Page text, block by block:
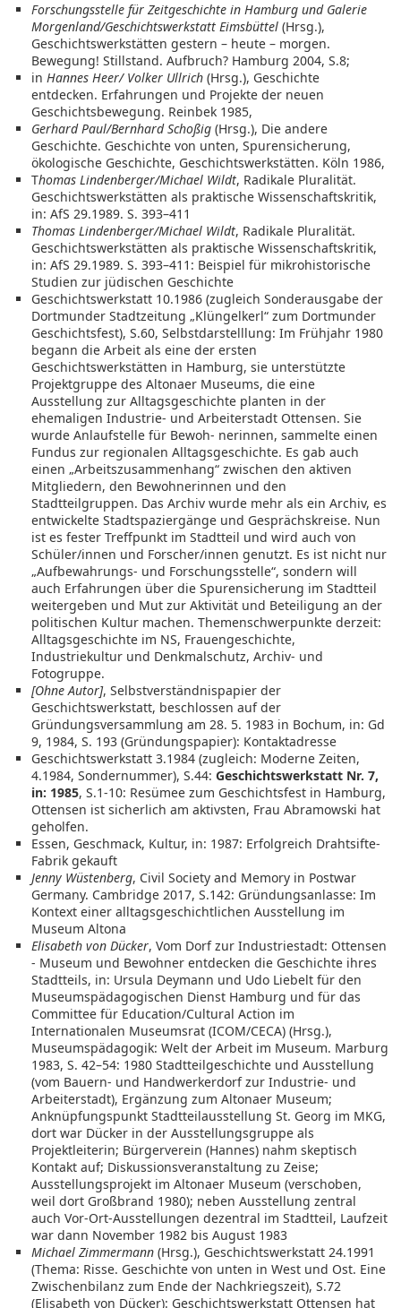
Forschungsstelle für Zeitgeschichte in Hamburg und Galerie
Morgenland/Geschichtswerkstatt Eimsbüttel (Hrsg.),
Geschichtswerkstätten gestern – heute – morgen.
Bewegung! Stillstand. Aufbruch? Hamburg 2004, S.8;
in Hannes Heer/ Volker Ullrich (Hrsg.), Geschichte
entdecken. Erfahrungen und Projekte der neuen
Geschichtsbewegung. Reinbek 1985,
Gerhard Paul/Bernhard Schoßig (Hrsg.), Die andere
Geschichte. Geschichte von unten, Spurensicherung,
ökologische Geschichte, Geschichtswerkstätten. Köln 1986,
Thomas Lindenberger/Michael Wildt, Radikale Pluralität.
Geschichtswerkstätten als praktische Wissenschaftskritik,
in: AfS 29.1989. S. 393–411
Thomas Lindenberger/Michael Wildt, Radikale Pluralität.
Geschichtswerkstätten als praktische Wissenschaftskritik,
in: AfS 29.1989. S. 393–411: Beispiel für mikrohistorische
Studien zur jüdischen Geschichte
Geschichtswerkstatt 10.1986 (zugleich Sonderausgabe der
Dortmunder Stadtzeitung „Klüngelkerl“ zum Dortmunder
Geschichtsfest), S.60, Selbstdarstelllung: Im Frühjahr 1980
begann die Arbeit als eine der ersten
Geschichtswerkstätten in Hamburg, sie unterstützte
Projektgruppe des Altonaer Museums, die eine
Ausstellung zur Alltagsgeschichte planten in der
ehemaligen Industrie- und Arbeiterstadt Ottensen. Sie
wurde Anlaufstelle für Bewoh- nerinnen, sammelte einen
Fundus zur regionalen Alltagsgeschichte. Es gab auch
einen „Arbeitszusammenhang“ zwischen den aktiven
Mitgliedern, den Bewohnerinnen und den
Stadtteilgruppen. Das Archiv wurde mehr als ein Archiv, es
entwickelte Stadtspaziergänge und Gesprächskreise. Nun
ist es fester Treffpunkt im Stadtteil und wird auch von
Schüler/innen und Forscher/innen genutzt. Es ist nicht nur
„Aufbewahrungs- und Forschungsstelle“, sondern will
auch Erfahrungen über die Spurensicherung im Stadtteil
weitergeben und Mut zur Aktivität und Beteiligung an der
politischen Kultur machen. Themenschwerpunkte derzeit:
Alltagsgeschichte im NS, Frauengeschichte,
Industriekultur und Denkmalschutz, Archiv- und
Fotogruppe.
[Ohne Autor], Selbstverständnispapier der
Geschichtswerkstatt, beschlossen auf der
Gründungsversammlung am 28. 5. 1983 in Bochum, in: Gd
9, 1984, S. 193 (Gründungspapier): Kontaktadresse
Geschichtswerkstatt 3.1984 (zugleich: Moderne Zeiten,
4.1984, Sondernummer), S.44: Geschichtswerkstatt Nr. 7,
in: 1985, S.1-10: Resümee zum Geschichtsfest in Hamburg,
Ottensen ist sicherlich am aktivsten, Frau Abramowski hat
geholfen.
Essen, Geschmack, Kultur, in: 1987: Erfolgreich Drahtsifte-
Fabrik gekauft
Jenny Wüstenberg, Civil Society and Memory in Postwar
Germany. Cambridge 2017, S.142: Gründungsanlasse: Im
Kontext einer alltagsgeschichtlichen Ausstellung im
Museum Altona
Elisabeth von Dücker, Vom Dorf zur Industriestadt: Ottensen
- Museum und Bewohner entdecken die Geschichte ihres
Stadtteils, in: Ursula Deymann und Udo Liebelt für den
Museumspädagogischen Dienst Hamburg und für das
Committee für Education/Cultural Action im
Internationalen Museumsrat (ICOM/CECA) (Hrsg.),
Museumspädagogik: Welt der Arbeit im Museum. Marburg
1983, S. 42–54: 1980 Stadtteilgeschichte und Ausstellung
(vom Bauern- und Handwerkerdorf zur Industrie- und
Arbeiterstadt), Ergänzung zum Altonaer Museum;
Anknüpfungspunkt Stadtteilausstellung St. Georg im MKG,
dort war Dücker in der Ausstellungsgruppe als
Projektleiterin; Bürgerverein (Hannes) nahm skeptisch
Kontakt auf; Diskussionsveranstaltung zu Zeise;
Ausstellungsprojekt im Altonaer Museum (verschoben,
weil dort Großbrand 1980); neben Ausstellung zentral
auch Vor-Ort-Ausstellungen dezentral im Stadtteil, Laufzeit
war dann November 1982 bis August 1983
Michael Zimmermann (Hrsg.), Geschichtswerkstatt 24.1991
(Thema: Risse. Geschichte von unten in West und Ost. Eine
Zwischenbilanz zum Ende der Nachkriegszeit), S.72
(Elisabeth von Dücker): Geschichtswerkstatt Ottensen hat